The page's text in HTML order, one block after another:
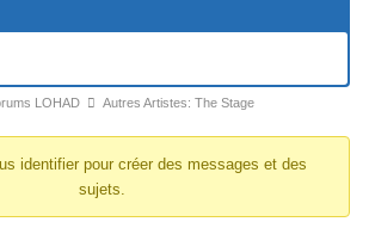
LOHAD Autres Artistes: The Stage
identifier pour créer des messages et des
sujets.